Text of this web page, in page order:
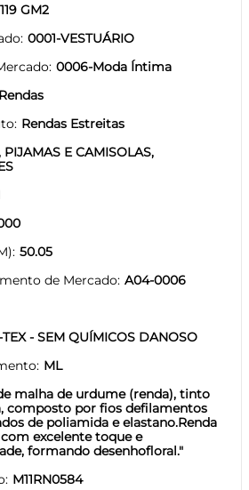
GM2
0001-VESTUÁRIO
0006-Moda Íntima
Rendas
Rendas Estreitas
PIJAMAS E CAMISOLAS,
50.05
de Mercado A04-0006
- SEM QUÍMICOS DANOSO
ML
malha de urdume (renda), tinto
composto por fios defilamentos
de poliamida e elastano.Renda
excelente toque e
formando desenhofloral."
M11RN0584